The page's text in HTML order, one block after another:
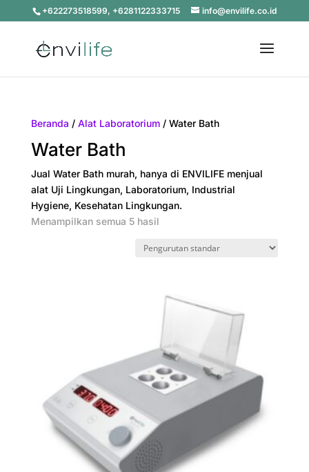
+622273518599, +6281122333715 info@envilife.co.id
Beranda / Alat Laboratorium/ Water Bath
Water Bath
Jual Water Bath murah, hanya di ENVILIFE menjual
alat Uji Lingkungan, Laboratorium, Industrial
Hygiene, Kesehatan Lingkungan.
Menampilkan semua 5 hasil